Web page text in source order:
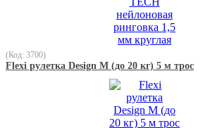
(Код: 3700)
Flexi рулетка Design М (до 20 кг) 5 м трос